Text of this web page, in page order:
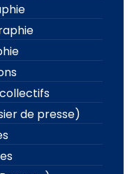
de presse)